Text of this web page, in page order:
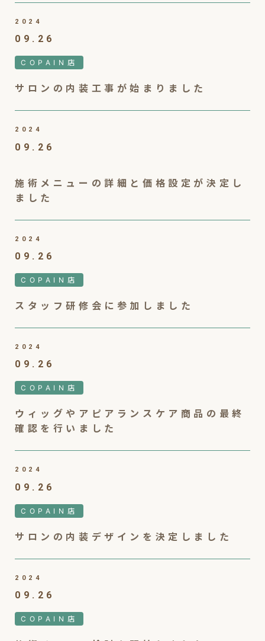
2024
09.26
COPAIN店
サロンの内装工事が始まりました
2024
09.26
施術メニューの詳細と価格設定が決定し
ました
2024
09.26
COPAIN店
スタッフ研修会に参加しました
2024
09.26
COPAIN店
ウィッグやアピアランスケア商品の最終
確認を行いました
2024
09.26
COPAIN店
サロンの内装デザインを決定しました
2024
09.26
COPAIN店